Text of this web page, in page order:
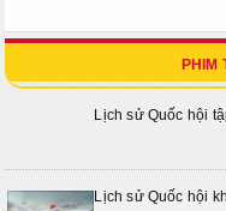
PHIM
Lịch sử Quốc hội
Lịch sử Quốc hội